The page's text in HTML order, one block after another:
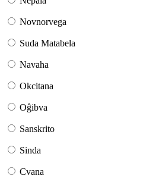
Novnorvega
Suda Matabela
Navaha
Okcitana
Oĝibva
Sanskrito
Sinda
Cvana